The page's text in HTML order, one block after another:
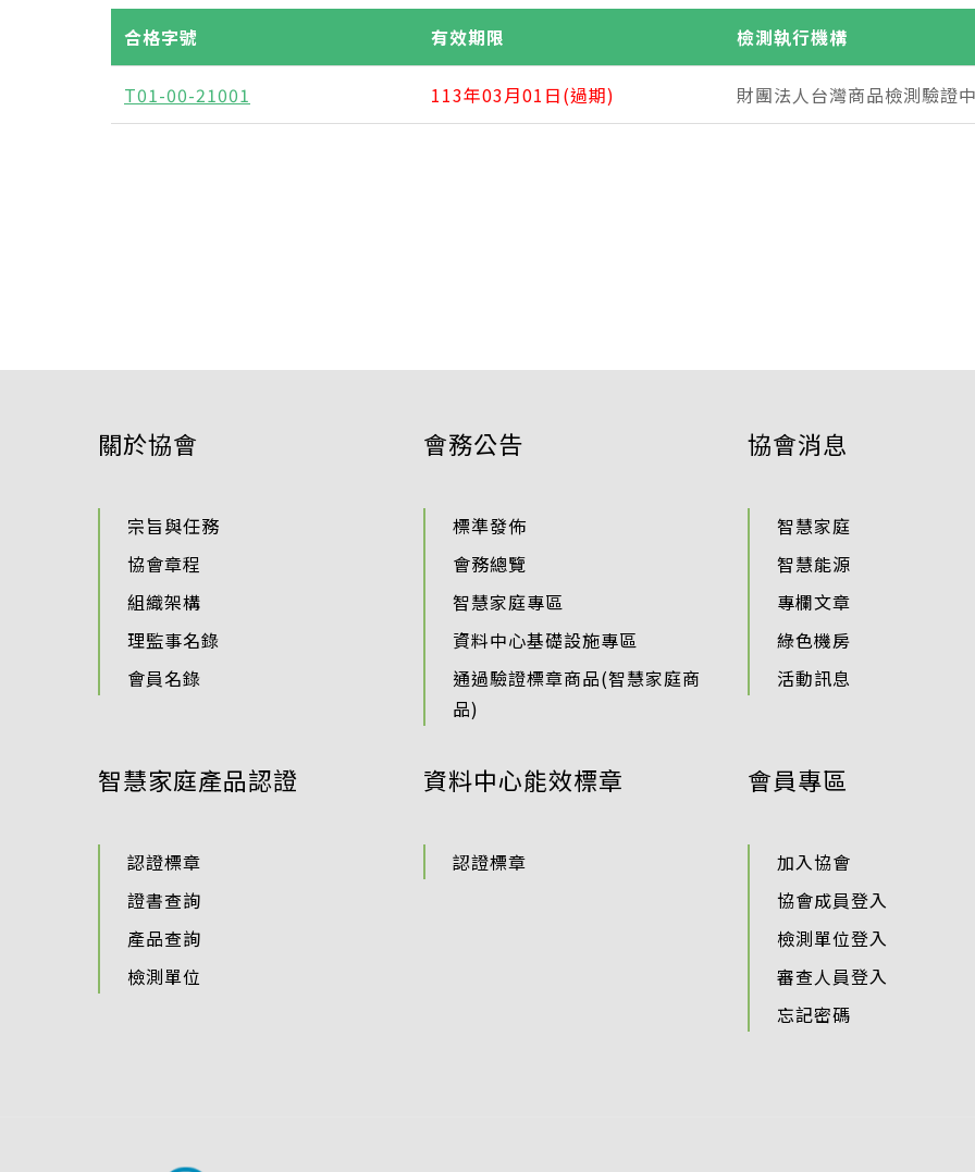
合格字號 有效期限 檢測執行機構
T01-00-21001 113年03月01日(過期) 財團法人台灣商品檢測驗證
關於協會
宗旨與任務
協會章程
組織架構
理監事名錄
會員名錄
會務公告
標準發佈
會務總覽
智慧家庭專區
資料中心基礎設施專區
通過驗證標章商品(智慧家庭商
品)
協會消息
智慧家庭
智慧能源
專欄文章
綠色機房
活動訊息
智慧家庭產品認證
認證標章
證書查詢
產品查詢
檢測單位
資料中心能效標章
認證標章
會員專區
加入協會
協會成員登入
檢測單位登入
審查人員登入
忘記密碼